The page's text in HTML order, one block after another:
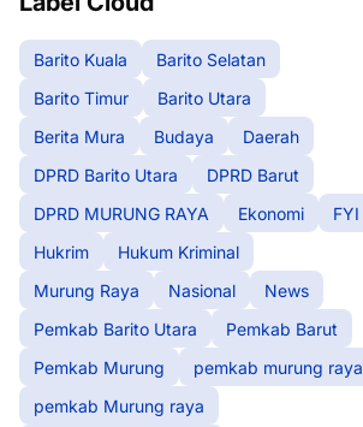
Barito Kuala
Barito Selatan
Barito Timur
Barito Utara
Berita Mura
Budaya
Daerah
DPRD Barito Utara
DPRD Barut
DPRD MURUNG RAYA
Ekonomi
FYI
Hukrim
Hukum Kriminal
Murung Raya
Nasional
News
Pemkab Barito Utara
Pemkab Barut
Pemkab Murung
pemkab murung raya
pemkab Murung raya